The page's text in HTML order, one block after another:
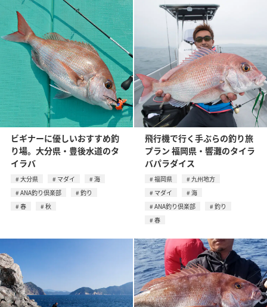
ビギナーに優しいおすすめ釣
り場。大分県・豊後水道のタ
イラバ
大分県 マダイ
海
ANA釣り倶楽部
釣り
春
秋
飛行機で行く手ぶらの釣り旅
プラン 福岡県・響灘のタイラ
バパラダイス
福岡県
九州地方
マダイ
海
ANA釣り倶楽部
釣り
春